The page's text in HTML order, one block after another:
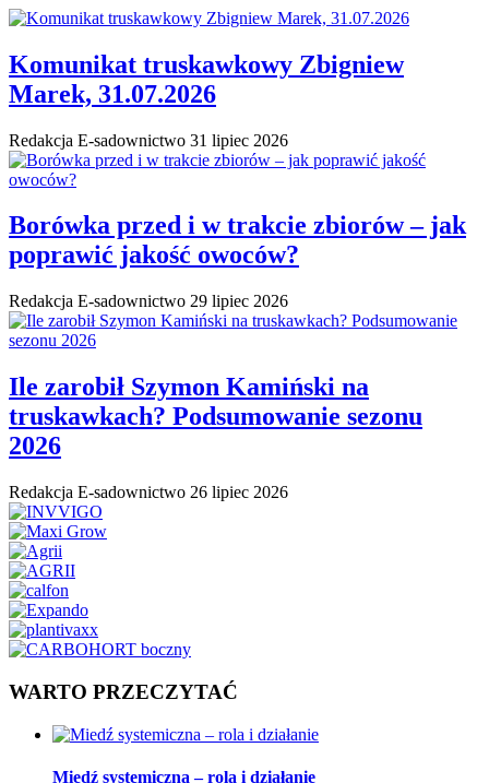
Komunikat truskawkowy Zbigniew
Marek, 31.07.2026
Redakcja E-sadownictwo 31 lipiec 2026
Borówka przed i w trakcie zbiorów – jak
poprawić jakość owoców?
Redakcja E-sadownictwo 29 lipiec 2026
Ile zarobił Szymon Kamiński na
truskawkach? Podsumowanie sezonu
2026
Redakcja E-sadownictwo 26 lipiec 2026
WARTO PRZECZYTAĆ
Miedź systemiczna – rola i działanie